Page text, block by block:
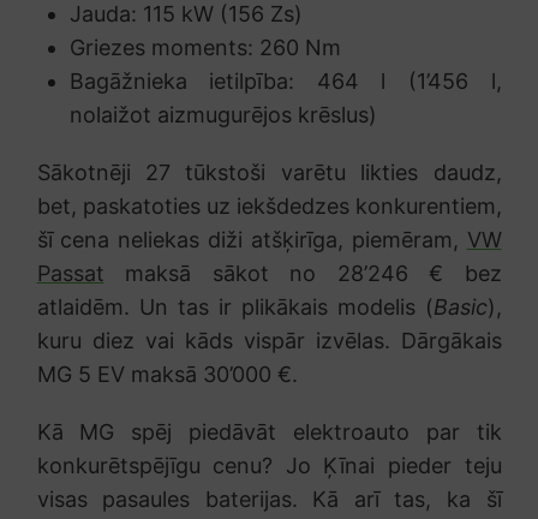
Jauda: 115 kW (156 Zs)
Griezes moments: 260 Nm
Bagāžnieka ietilpība: 464 l (1’456 l,
nolaižot aizmugurējos krēslus)
Sākotnēji 27 tūkstoši varētu likties daudz,
bet, paskatoties uz iekšdedzes konkurentiem,
šī cena neliekas diži atšķirīga, piemēram, VW
Passat maksā sākot no 28’246 € bez
atlaidēm. Un tas ir plikākais modelis (Basic),
kuru diez vai kāds vispār izvēlas. Dārgākais
MG 5 EV maksā 30’000 €.
Kā MG spēj piedāvāt elektroauto par tik
konkurētspējīgu cenu? Jo Ķīnai pieder teju
visas pasaules baterijas. Kā arī tas, ka šī